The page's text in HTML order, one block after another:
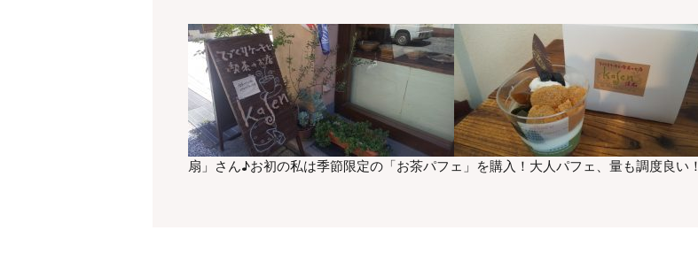
扇」さん♪お初の私は季節限定の「お茶パフェ」を購入！大人パフェ、量も調度良い！